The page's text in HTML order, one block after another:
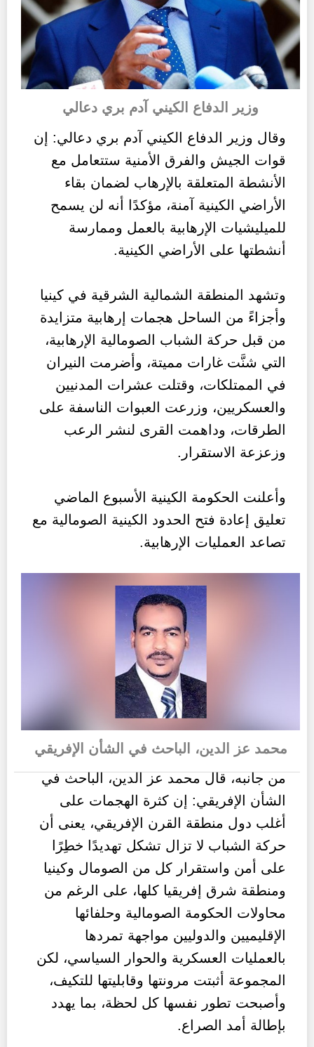
وزير الدفاع الكيني آدم بري دعالي
وقال وزير الدفاع الكيني آدم بري دعالي: إن
قوات الجيش والفرق الأمنية ستتعامل مع
الأنشطة المتعلقة بالإرهاب لضمان بقاء
الأراضي الكينية آمنة، مؤكدًا أنه لن يسمح
للميليشيات الإرهابية بالعمل وممارسة
أنشطتها على الأراضي الكينية.
وتشهد المنطقة الشمالية الشرقية في كينيا
وأجزاءً من الساحل هجمات إرهابية متزايدة
من قبل حركة الشباب الصومالية الإرهابية،
التي شنَّت غارات مميتة، وأضرمت النيران
في الممتلكات، وقتلت عشرات المدنيين
والعسكريين، وزرعت العبوات الناسفة على
الطرقات، وداهمت القرى لنشر الرعب
وزعزعة الاستقرار.
وأعلنت الحكومة الكينية الأسبوع الماضي
تعليق إعادة فتح الحدود الكينية الصومالية مع
تصاعد العمليات الإرهابية.
محمد عز الدين، الباحث في الشأن الإفريقي
من جانبه، قال محمد عز الدين، الباحث في
الشأن الإفريقي: إن كثرة الهجمات على
أغلب دول منطقة القرن الإفريقي، يعنى أن
حركة الشباب لا تزال تشكل تهديدًا خطِرًا
على أمن واستقرار كل من الصومال وكينيا
ومنطقة شرق إفريقيا كلها، على الرغم من
محاولات الحكومة الصومالية وحلفائها
الإقليميين والدوليين مواجهة تمردها
بالعمليات العسكرية والحوار السياسي، لكن
المجموعة أثبتت مرونتها وقابليتها للتكيف،
وأصبحت تطور نفسها كل لحظة، بما يهدد
بإطالة أمد الصراع.